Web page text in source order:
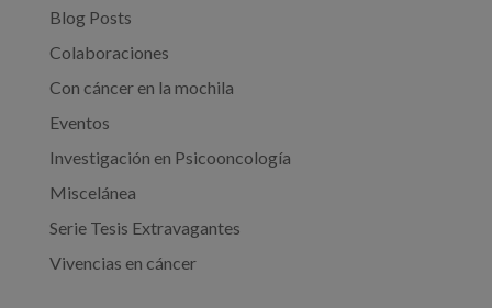
Blog Posts
Colaboraciones
Con cáncer en la mochila
Eventos
Investigación en Psicooncología
Miscelánea
Serie Tesis Extravagantes
Vivencias en cáncer